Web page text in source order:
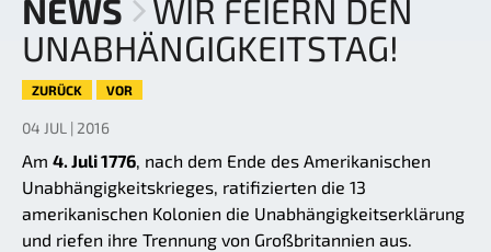
NEWS
WIR FEIERN DEN
UNABHÄNGIGKEITSTAG!
ZURÜCK VOR
04 JUL | 2016
Am 4. Juli 1776, nach dem Ende des Amerikanischen
Unabhängigkeitskrieges, ratifizierten die 13
amerikanischen Kolonien die Unabhängigkeitserklärung
und riefen ihre Trennung von Großbritannien aus.